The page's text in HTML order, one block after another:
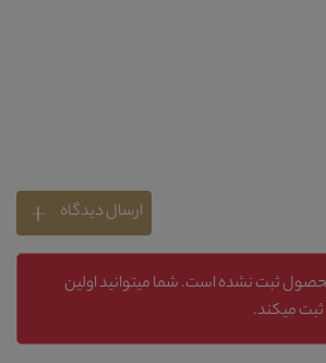
ارسال دیدگاه
ثبت نشده است. شما میتوانید اولین
میکند.